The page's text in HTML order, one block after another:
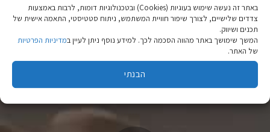
באתר זה נעשה שימוש בעוגיות (Cookies) ובטכנולוגיות דומות, לרבות באמצעות
צדדים שלישיים, לצורך שיפור חוויית המשתמש, ניתוח סטטיסטי, התאמה אישית של
תכנים ושיווק.
המשך שימושך באתר מהווה הסכמה לכך. למידע נוסף ניתן לעיין במדיניות הפרטיות
של האתר.
הבנתי
₪119.90
בחר אפשרויות
למוצר
זה
מספר
₪59.90
בחר אפשרויות
זה
מספר
ניתן
לבחור